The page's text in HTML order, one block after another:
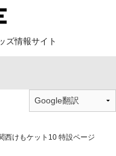
ズ情報サイト
西けもケット10 特設ページ